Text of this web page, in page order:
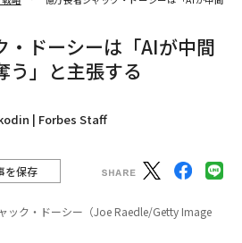
・ドーシーは「AIが中間
う」と主張する
| Forbes Staff
を保存
ック・ドーシー（Joe Raedle/Getty Image